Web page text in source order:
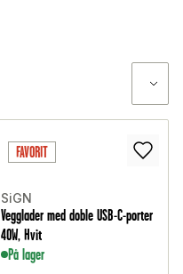
FAVORIT
SiGN
Vegglader med doble USB-C-porter
40W, Hvit
På lager